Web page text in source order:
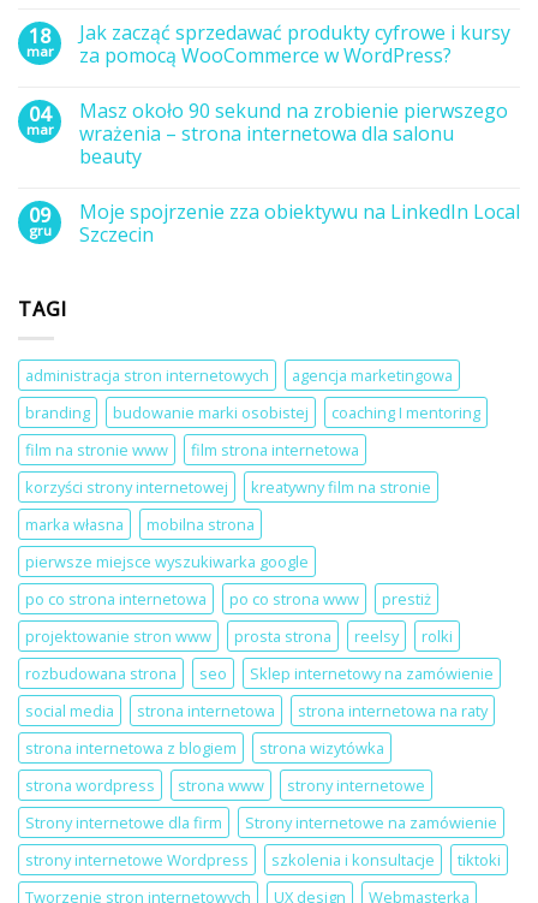
firmy
–
jak
zadania
technologii?
do
Jak
przygotować
stworzenia
pierwszej
strony
internetowej
18
mar
Jak zacząć sprzedawać produkty cyfrowe i kursy
za pomocą WooCommerce w WordPress?
do
Jak
zacząć
sprzedawać
produkty
kursy
za
04
mar
Masz około 90 sekund na zrobienie pierwszego
wrażenia – strona internetowa dla salonu
beauty
do
Masz
około
strona
internetowa
dla
salonu
beauty
09
gru
Moje spojrzenie zza obiektywu na LinkedIn Local
Szczecin
na
LinkedIn
Local
Szczecin
TAGI
administracja stron internetowych
agencja marketingowa
branding
budowanie marki osobistej
coaching I mentoring
film na stronie www
film strona internetowa
korzyści strony internetowej
kreatywny film na stronie
marka własna
mobilna strona
pierwsze miejsce wyszukiwarka google
po co strona internetowa
po co strona www
prestiż
projektowanie stron www
prosta strona reelsy
rolki
rozbudowana strona
seo
Sklep internetowy na zamówienie
social media
strona internetowa
strona internetowa na raty
strona internetowa z blogiem
strona wizytówka
strona wordpress
strona www
strony internetowe
Strony internetowe dla firm
Strony internetowe na zamówienie
strony internetowe Wordpress
szkolenia i konsultacje
tiktoki
Tworzenie stron internetowych
UX design Webmasterka